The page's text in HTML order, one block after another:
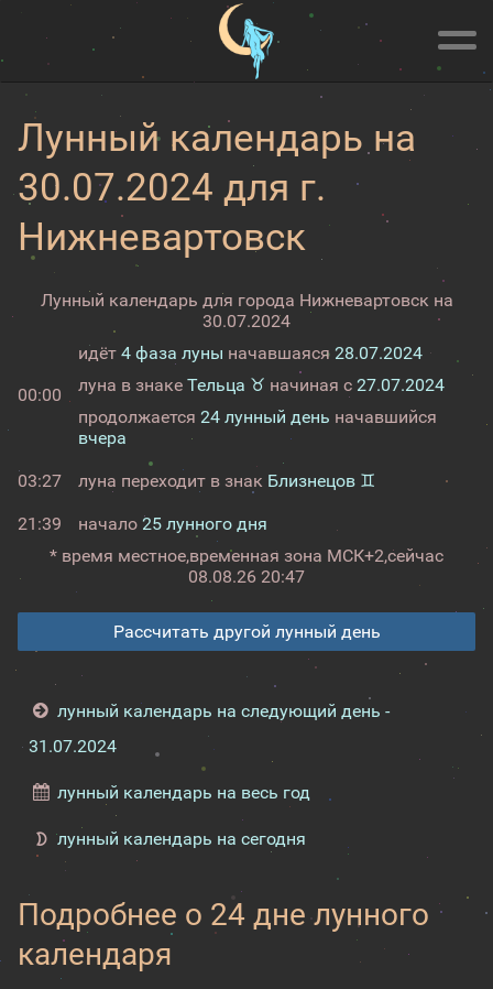
Лунный календарь на
30.07.2024 для г.
Нижневартовск
Лунный календарь для города Нижневартовск на
30.07.2024
00:00
идёт 4 фаза луны начавшаяся 28.07.2024
луна в знаке Тельца ♉ начиная с 27.07.2024
продолжается 24 лунный день начавшийся
вчера
03:27 луна переходит в знак Близнецов ♊
21:39 начало 25 лунного дня
* время местное,временная зона МСК+2,сейчас
08.08.26 20:47
Рассчитать другой лунный день
лунный календарь на следующий день -
31.07.2024
лунный календарь на весь год
лунный календарь на сегодня
Подробнее о 24 дне лунного
календаря